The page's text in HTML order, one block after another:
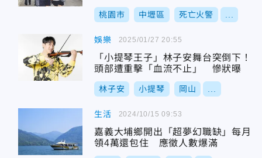
桃園市 中壢區 死亡火警
娛樂
「小提琴王子」林子安舞台突倒下！
頭部遭重擊「血流不止」 慘狀曝
林子安 小提琴 岡山
2025/01/27 20:55
生活
嘉義大埔鄉開出「超夢幻職缺」每月
領4萬還包住 應徵人數爆滿
2024/10/15 09:53